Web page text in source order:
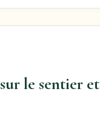
le sentier et